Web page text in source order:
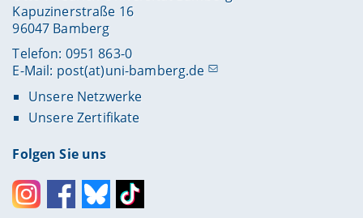
Kapuzinerstraße 16
96047 Bamberg
Telefon: 0951 863-0
E-Mail: post(at)uni-bamberg.de
Unsere Netzwerke
Unsere Zertifikate
Folgen Sie uns